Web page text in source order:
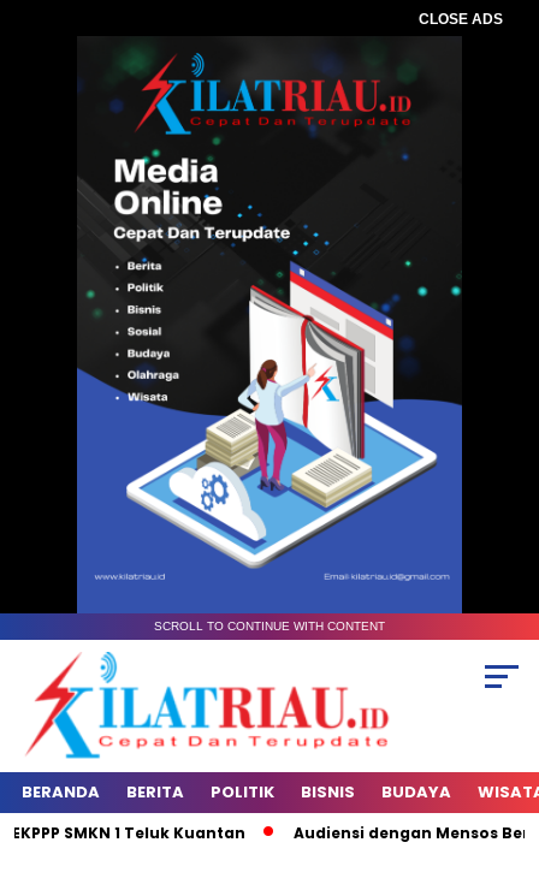
CLOSE ADS
SCROLL TO CONTINUE WITH CONTENT
BERANDA BERITA POLITIK BISNIS BUDAYA
SMKN 1 Teluk Kuantan Audiensi dengan Mensos